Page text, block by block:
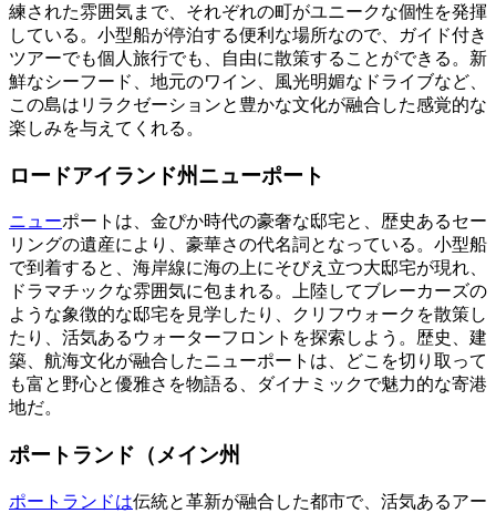
練された雰囲気まで、それぞれの町がユニークな個性を発揮
している。小型船が停泊する便利な場所なので、ガイド付き
ツアーでも個人旅行でも、自由に散策することができる。新
鮮なシーフード、地元のワイン、風光明媚なドライブなど、
この島はリラクゼーションと豊かな文化が融合した感覚的な
楽しみを与えてくれる。
ロードアイランド州ニューポート
ニューポートは、金ぴか時代の豪奢な邸宅と、歴史あるセー
リングの遺産により、豪華さの代名詞となっている。小型船
で到着すると、海岸線に海の上にそびえ立つ大邸宅が現れ、
ドラマチックな雰囲気に包まれる。上陸してブレーカーズの
ような象徴的な邸宅を見学したり、クリフウォークを散策し
たり、活気あるウォーターフロントを探索しよう。歴史、建
築、航海文化が融合したニューポートは、どこを切り取って
も富と野心と優雅さを物語る、ダイナミックで魅力的な寄港
地だ。
ポートランド（メイン州
ポートランドは伝統と革新が融合した都市で、活気あるアー